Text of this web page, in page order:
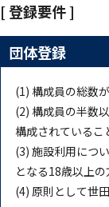
[ 登録要件 ]
団体登録
(1) 構成員の総数
(2) 構成員の半数
構成されているこ
(3) 施設利用につ
となる18歳以上の
(4) 原則として世